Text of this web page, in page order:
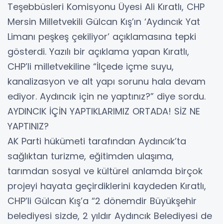
Teşebbüsleri Komisyonu Üyesi Ali Kıratlı, CHP
Mersin Milletvekili Gülcan Kış’ın ‘Aydıncık Yat
Limanı peşkeş çekiliyor’ açıklamasına tepki
gösterdi. Yazılı bir açıklama yapan Kıratlı,
CHP’li milletvekiline “İlçede içme suyu,
kanalizasyon ve alt yapı sorunu hala devam
ediyor. Aydıncık için ne yaptınız?” diye sordu.
AYDINCIK İÇİN YAPTIKLARIMIZ ORTADA! SİZ NE
YAPTINIZ?
AK Parti hükümeti tarafından Aydıncık’ta
sağlıktan turizme, eğitimden ulaşıma,
tarımdan sosyal ve kültürel anlamda birçok
projeyi hayata geçirdiklerini kaydeden Kıratlı,
CHP’li Gülcan Kış’a “2 dönemdir Büyükşehir
belediyesi sizde, 2 yıldır Aydıncık Belediyesi de